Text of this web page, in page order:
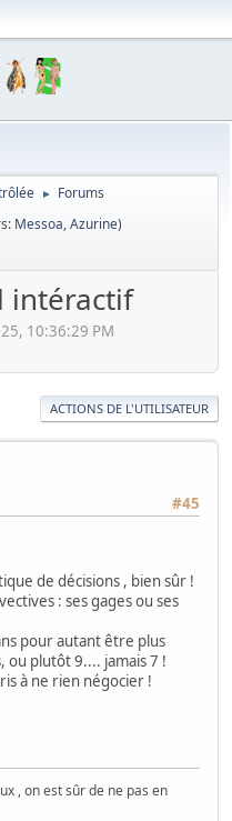
► Forums
Messoa,Azurine)
intéractif
10:36:29 PM
ACTIONS DE L'UTILISATEUR
#45
de décisions , bien sûr !
: ses gages ou ses
pour autant être plus
ou plutôt 9.... jamais 7 !
à ne rien négocier !
, on est sûr de ne pas en